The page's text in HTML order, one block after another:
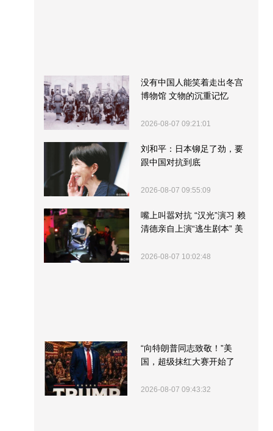
没有中国人能笑着走出冬宫
博物馆 文物的沉重记忆
2026-08-07 09:21:01
刘和平：日本铆足了劲，要
跟中国对抗到底
2026-08-07 09:55:09
嘴上叫嚣对抗 “汉光”演习 赖
清德亲自上演“逃生剧本” 美
2026-08-07 10:02:48
“向特朗普同志致敬！”美
国，超级抹红大赛开始了
2026-08-07 09:43:32